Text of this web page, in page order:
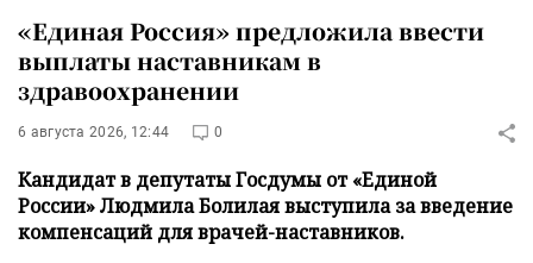
«Единая Россия» предложила ввести
выплаты наставникам в
здравоохранении
6 августа 2026, 12:44 0
Кандидат в депутаты Госдумы от «Единой
России» Людмила Болилая выступила за введение
компенсаций для врачей-наставников.